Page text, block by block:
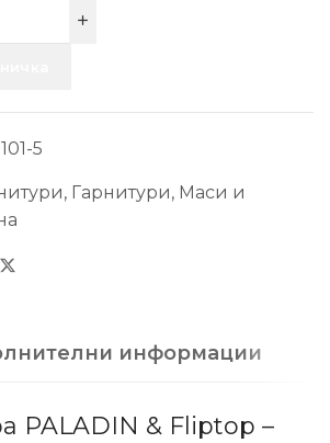
5
, Гарнитури, Маси и
информации
PALADIN & Fliptop –